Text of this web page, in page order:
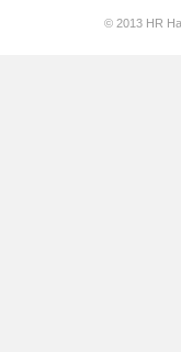
© 2013 HR